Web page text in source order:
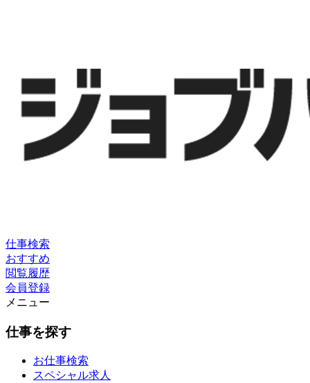
仕事検索
おすすめ
閲覧履歴
会員登録
メニュー
仕事を探す
お仕事検索
スペシャル求人